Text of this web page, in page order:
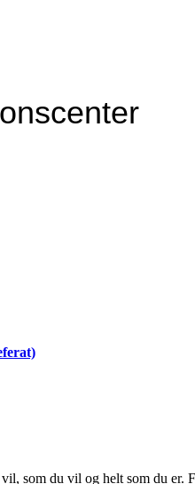
som du vil og helt som du